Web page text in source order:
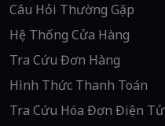
Câu Hỏi Thường Gặp
Hệ Thống Cửa Hàng
Tra Cứu Đơn Hàng
Hình Thức Thanh Toán
Tra Cứu Hóa Đơn Điện Tử